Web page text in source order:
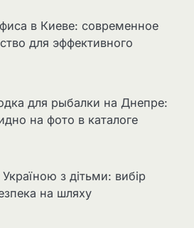
в Киеве: современное
для эффективного
для рыбалки на Днепре:
на фото в каталоге
з дітьми: вибір
на шляху